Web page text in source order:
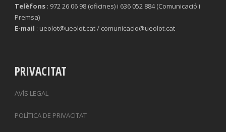
Telèfons : 972 26 06 98 (oficines) i 636 052 884 (Comunicació i
Premsa)
E-mail : ueolot@ueolot.cat / comunicacio@ueolot.cat
PRIVACITAT
AVÍS LEGAL
POLÍTICA DE PRIVACITAT